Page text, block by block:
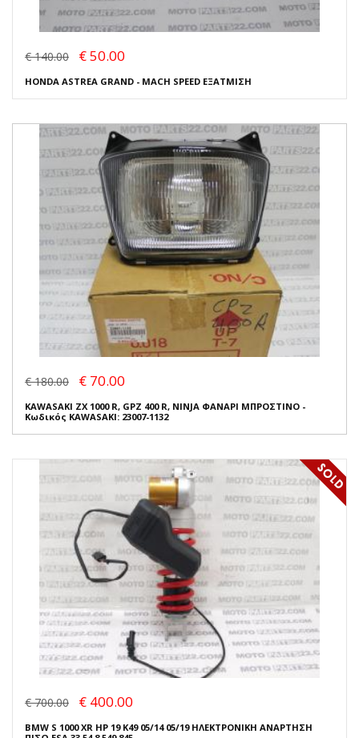
€ 140.00 € 50.00
HONDA ASTREA GRAND - MACH SPEED ΕΞΑΤΜΙΣΗ
€ 180.00 € 70.00
KAWASAKI ZX 1000 R, GPZ 400 R, NINJA ΦΑΝΑΡΙ ΜΠΡΟΣΤΙΝΟ -
Κωδικός KAWASAKI: 23007-1132
€ 700.00 € 400.00
BMW S 1000 XR HP 19 K49 05/14 05/19 ΗΛΕΚΤΡΟΝΙΚΗ ΑΝΑΡΤΗΣΗ